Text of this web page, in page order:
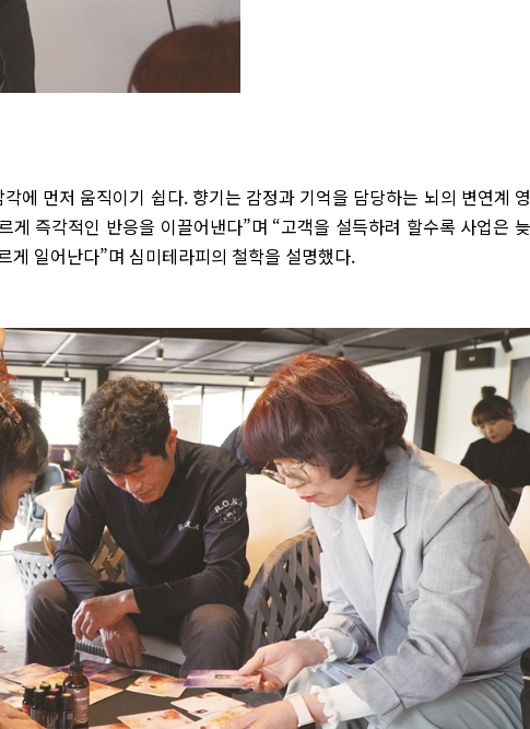
에 먼저 움직이기 쉽다. 향기는 감정과 기억을 담당하는 뇌의 변연계
게 즉각적인 반응을 이끌어낸다”며 “고객을 설득하려 할수록 사업은
게 일어난다”며 심미테라피의 철학을 설명했다.